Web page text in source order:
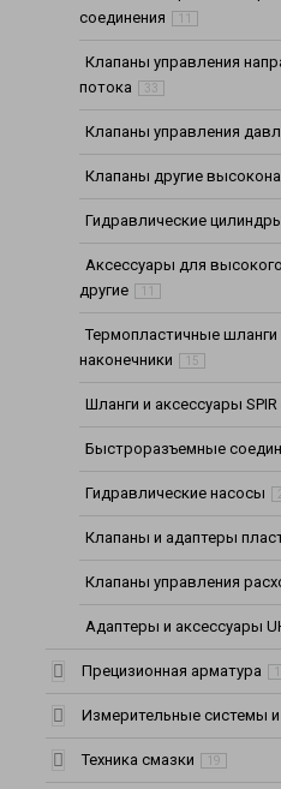
соединения
Клапаны управления
потока
33
Клапаны управления
Клапаны другие
Гидравлические
Аксессуары для высокого
другие
Термопластичные шланги
наконечники
15
Шланги и аксессуары SPIR
Быстроразъемные
Гидравлические насосы
Клапаны и адаптеры
Клапаны управления
Адаптеры и аксессуары
Прецизионная арматура
Измерительные системы
Техника смазки 19